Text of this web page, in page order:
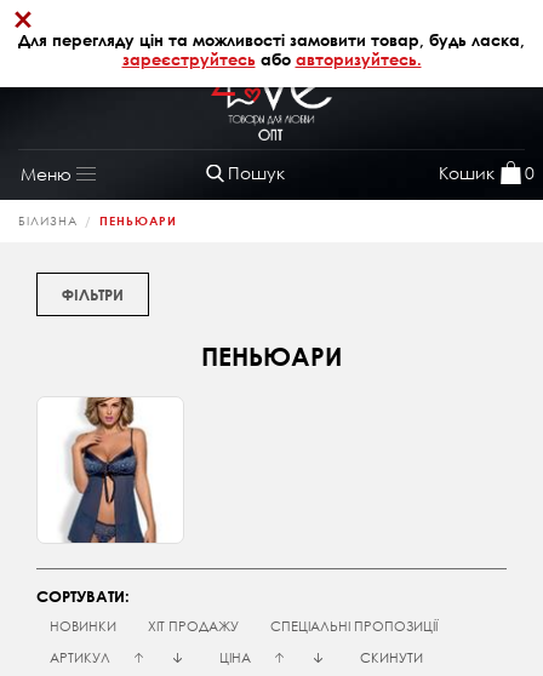
Для перегляду цін та можливості замовити товар, будь ласка,
зареєструйтесьабо авторизуйтесь.
×
Пошук Кошик 0
Меню
Toggle
navigation
БІЛИЗНА ПЕНЬЮАРИ
ФІЛЬТРИ
ПЕНЬЮАРИ
СОРТУВАТИ:
НОВИНКИ
ХІТ ПРОДАЖУ
СПЕЦІАЛЬНІ ПРОПОЗИЦІЇ
АРТИКУЛ
ЦІНА СКИНУТИ